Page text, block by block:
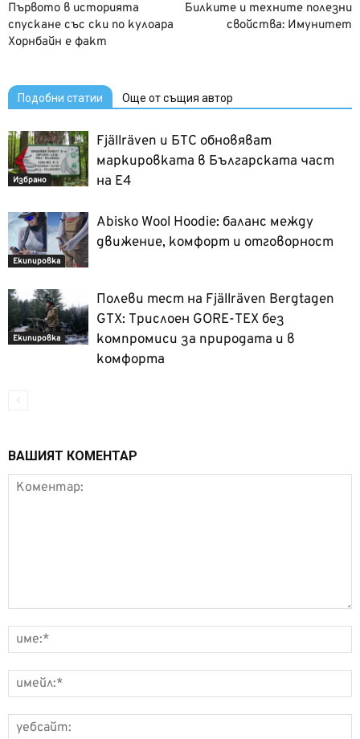
Първото в историята
спускане със ски по кулоара
Хорнбайн е факт
Билките и техните полезни
свойства: Имунитет
Подобни статии Още от същия автор
Избрано
Fjällräven и БТС обновяват
маркировката в Българската част
на Е4
Екипировка
Abisko Wool Hoodie: баланс между
движение, комфорт и отговорност
Екипировка
Полеви тест на Fjällräven Bergtagen
GTX: Трислоен GORE-TEX без
компромиси за природата и в
комфорта
ВАШИЯТ КОМЕНТАР